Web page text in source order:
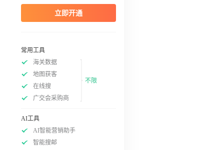
立即开通
常用工具
海关数据
地图获客
在线搜
广交会采购商
不限
AI工具
AI智能营销助手
智能搜邮